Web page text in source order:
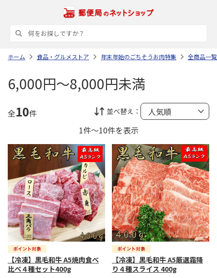
ホーム 食品・グルメストア 年末年始のごちそうお肉特集 全商品一覧
6,000円～8,000円未満
全10件 並べ替え：
1件～10件を表示
【冷凍】黒毛和牛 A5焼肉食べ
比べ４種セット400g
【冷凍】黒毛和牛 A5厳選霜降
り４種スライス 400g